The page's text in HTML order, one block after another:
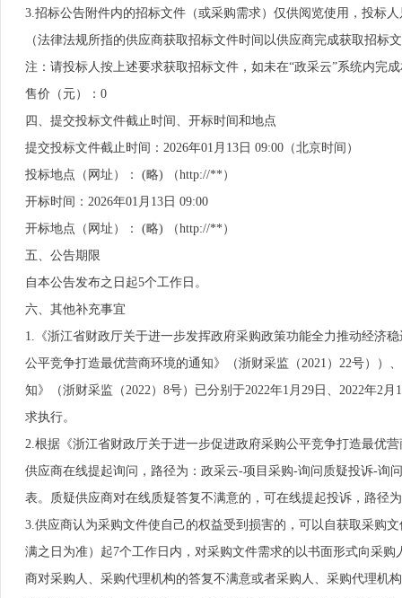
3.招标公告附件内的招标文件（或采购需求）仅供阅览使用，投标
（法律法规所指的供应商获取招标文件时间以供应商完成获取招标
注：请投标人按上述要求获取招标文件，如未在“政采云”系统内完
售价（元）：0
四、提交投标文件截止时间、开标时间和地点
提交投标文件截止时间：2026年01月13日 09:00（北京时间）
投标地点（网址）： (略) （http://**）
开标时间：2026年01月13日 09:00
开标地点（网址）： (略) （http://**）
五、公告期限
自本公告发布之日起5个工作日。
六、其他补充事宜
1.《浙江省财政厅关于进一步发挥政府采购政策功能全力推动经济
公平竞争打造最优营商环境的通知》（浙财采监（2021）22号）
知》（浙财采监（2022）8号）已分别于2022年1月29日、2022年2
求执行。
2.根据《浙江省财政厅关于进一步促进政府采购公平竞争打造最优
供应商在线提起询问，路径为：政采云-项目采购-询问质疑投诉-询
表。质疑供应商对在线质疑答复不满意的，可在线提起投诉，路径
3.供应商认为采购文件使自己的权益受到损害的，可以自获取采购
满之日为准）起7个工作日内，对采购文件需求的以书面形式向采
商对采购人、采购代理机构的答复不满意或者采购人、采购代理机